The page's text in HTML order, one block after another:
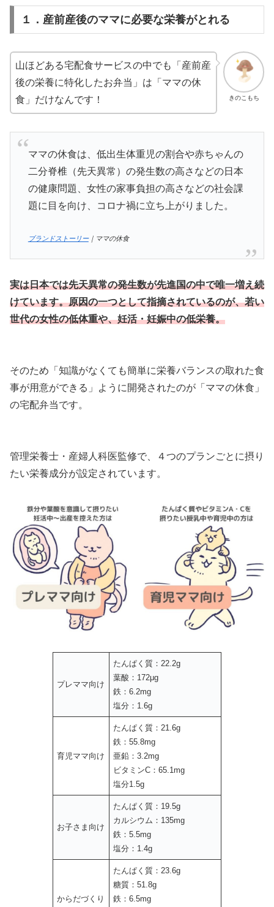
１．産前産後のママに必要な栄養がとれる
きのこもち
山ほどある宅配食サービスの中でも「産前産
後の栄養に特化したお弁当」は「ママの休
食」だけなんです！
ママの休食は、低出生体重児の割合や赤ちゃんの
二分脊椎（先天異常）の発生数の高さなどの日本
の健康問題、女性の家事負担の高さなどの社会課
題に目を向け、コロナ禍に立ち上がりました。
ブランドストーリー｜ママの休食
実は日本では先天異常の発生数が先進国の中で唯一増え続
けています。原因の一つとして指摘されているのが、若い
世代の女性の低体重や、妊活・妊娠中の低栄養。
そのため「知識がなくても簡単に栄養バランスの取れた食
事が用意ができる」ように開発されたのが「ママの休食」
の宅配弁当です。
管理栄養士・産婦人科医監修で、４つのプランごとに摂り
たい栄養成分が設定されています。
プレママ向け
たんぱく質：22.2g
葉酸：172μg
鉄：6.2mg
塩分：1.6g
育児ママ向け
たんぱく質：21.6g
鉄：55.8mg
亜鉛：3.2mg
ビタミンC：65.1mg
塩分1.5g
お子さま向け
たんぱく質：19.5g
カルシウム：135mg
鉄：5.5mg
塩分：1.4g
からだづくり
たんぱく質：23.6g
糖質：51.8g
鉄：6.5mg